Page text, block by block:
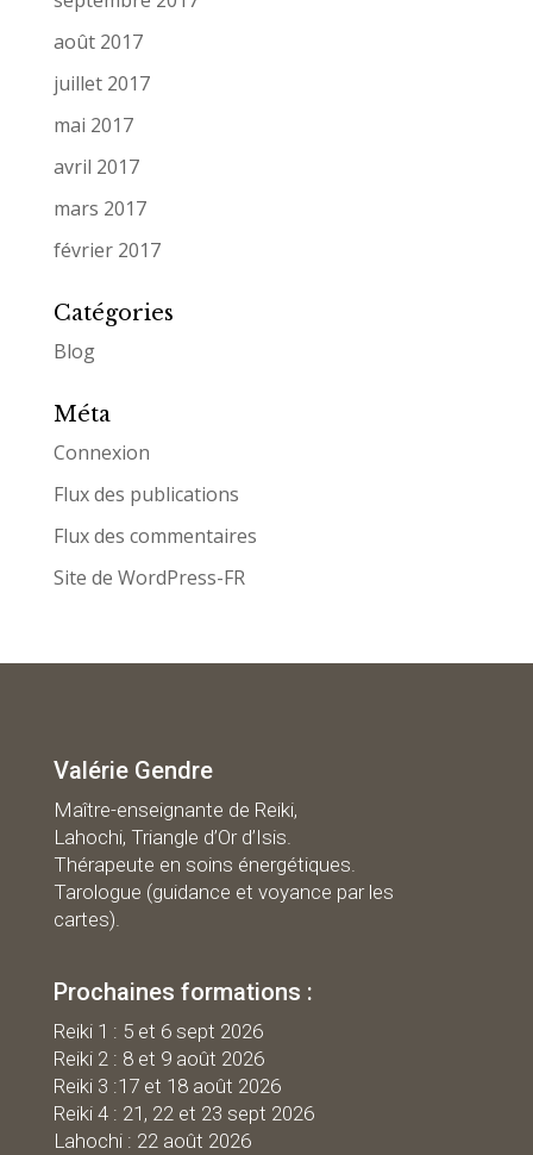
août 2017
juillet 2017
mai 2017
avril 2017
mars 2017
février 2017
Catégories
Blog
Méta
Connexion
Flux des publications
Flux des commentaires
Site de WordPress-FR
Valérie Gendre
Maître-enseignante de Reiki,
Lahochi, Triangle d’Or d’Isis.
Thérapeute en soins énergétiques.
Tarologue (guidance et voyance par les
cartes).
Prochaines formations :
Reiki 1 : 5 et 6 sept 2026
Reiki 2 : 8 et 9 août 2026
Reiki 3 :17 et 18 août 2026
Reiki 4 : 21, 22 et 23 sept 2026
Lahochi : 22 août 2026